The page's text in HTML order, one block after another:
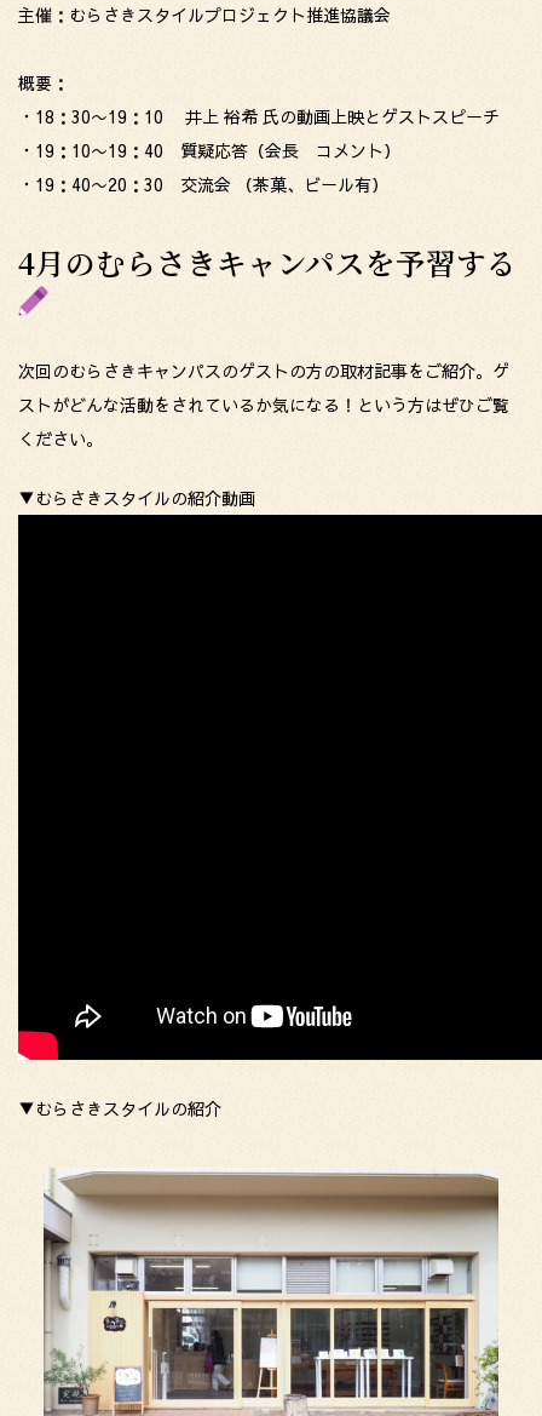
主催：むらさきスタイルプロジェクト推進協議会
概要：
・18：30〜19：10 井上 裕希 氏の動画上映とゲストスピーチ
・19：10〜19：40 質疑応答（会長 コメント）
・19：40〜20：30 交流会 （茶菓、ビール有）
4月のむらさきキャンパスを予習する
次回のむらさきキャンパスのゲストの方の取材記事をご紹介。ゲ
ストがどんな活動をされているか気になる！という方はぜひご覧
ください。
▼むらさきスタイルの紹介動画
▼むらさきスタイルの紹介